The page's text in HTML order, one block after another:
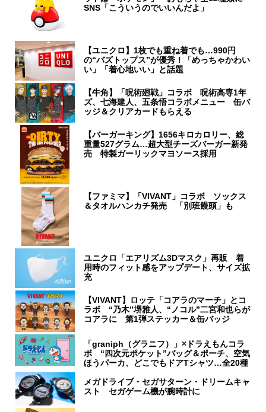
SNS「こういうのでいいんだよ」
【ユニクロ】1枚でも重ね着でも…990円
の“バズトップス”が優秀！「めっちゃかわい
い」「着心地いい」と話題
【牛角】「呪術廻戦」コラボ 呪術高専1年
ズ、七海建人、五条悟コラボメニュー 缶バ
ッジ＆クリアカードもらえる
【バーガーキング】1656キロカロリー、総
重量527グラム…超大型チーズバーガー新発
売 特製ガーリックマヨソース採用
【ファミマ】「VIVANT」コラボ ソックス
＆タオルハンカチ発売 「別班饅頭」も
ユニクロ「エアリズム3Dマスク」再販 着
用時のフィット感をアップデート、サイズ拡
充
【VIVANT】ロッテ「コアラのマーチ」とコ
ラボ “乃木”堺雅人、“ノコル”二宮和也らが
コアラに 第1弾ステッカー＆缶バッジ
「graniph（グラニフ）」×ドラえもんコラ
ボ “四次元ポケット”バッグ＆ポーチ、空気
ほうパーカ、どこでもドアTシャツ…全20種
メガドライブ・セガサターン・ドリームキャ
スト セガゲーム機が腕時計に